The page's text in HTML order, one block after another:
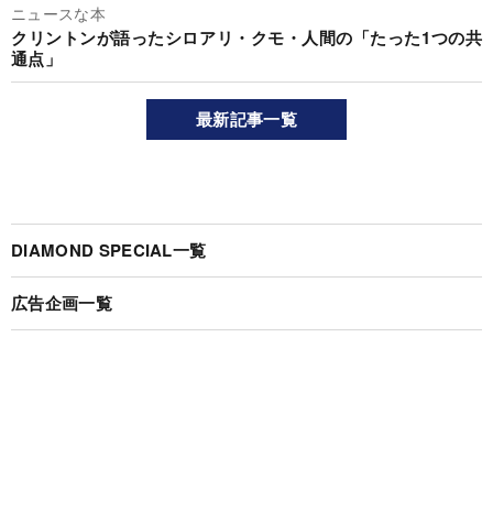
ニュースな本
クリントンが語ったシロアリ・クモ・人間の「たった1つの共
通点」
最新記事一覧
DIAMOND SPECIAL一覧
広告企画一覧